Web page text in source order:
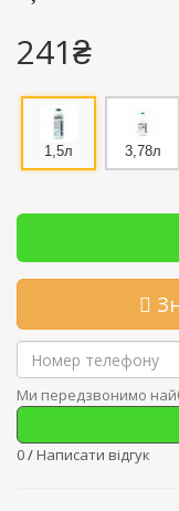
241₴
1,5л 3,78л
Ми передзвонимо
0/ Написати відгук